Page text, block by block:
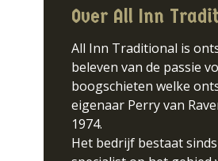
Over All Inn
All Inn Traditional is
beleven van de passie
boogschieten welke
eigenaar Perry van
1974.
Het bedrijf bestaat